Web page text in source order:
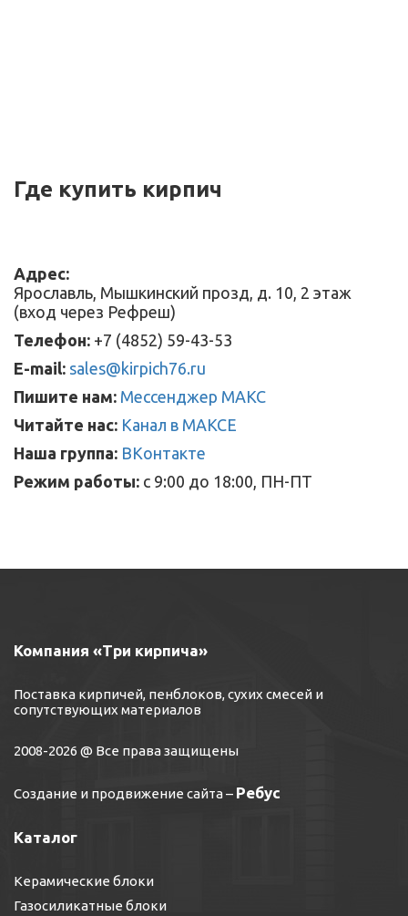
Где купить кирпич
Адрес:
Ярославль, Мышкинский прозд, д. 10, 2 этаж
(вход через Рефреш)
Телефон: +7 (4852) 59-43-53
E-mail: sales@kirpich76.ru
Пишите нам: Мессенджер МАКС
Читайте нас: Канал в МАКСЕ
Наша группа: ВКонтакте
Режим работы: с 9:00 до 18:00, ПН-ПТ
Компания «Три кирпича»
Поставка кирпичей, пенблоков, сухих смесей и
сопутствующих материалов
2008-2026 @ Все права защищены
Создание и продвижение сайта– Ребус
Каталог
Керамические блоки
Газосиликатные блоки